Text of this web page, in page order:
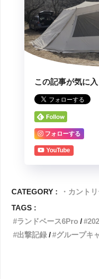
この記事が気に
フォローする
YouTube
CATEGORY :
・カント
TAGS :
ランドベース6Pro
出撃記録
グループキ